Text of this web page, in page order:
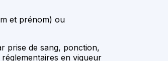
et prénom) ou
prise de sang, ponction,
en vigueur